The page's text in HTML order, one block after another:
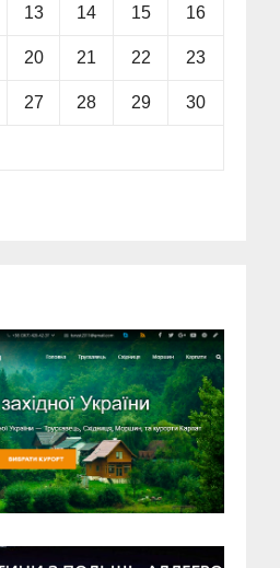
13 14 15 16
20 21 22 23
27 28 29 30